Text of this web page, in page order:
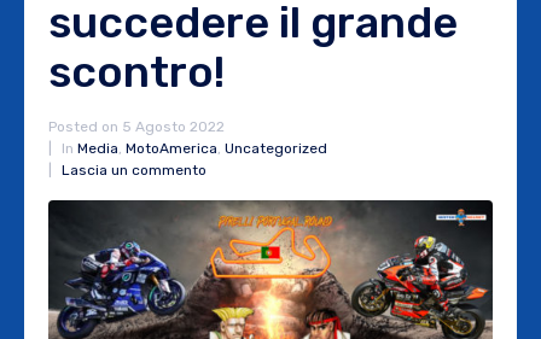
succedere il grande
scontro!
Posted on 5 Agosto 2022
In Media, MotoAmerica, Uncategorized
Lascia un commento